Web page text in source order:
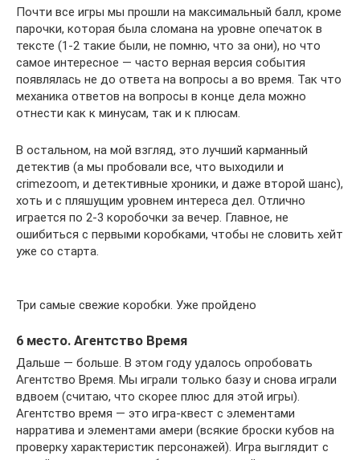
Почти все игры мы прошли на максимальный балл, кроме
парочки, которая была сломана на уровне опечаток в
тексте (1-2 такие были, не помню, что за они), но что
самое интересное — часто верная версия события
появлялась не до ответа на вопросы а во время. Так что
механика ответов на вопросы в конце дела можно
отнести как к минусам, так и к плюсам.
В остальном, на мой взгляд, это лучший карманный
детектив (а мы пробовали все, что выходили и
crimezoom, и детективные хроники, и даже второй шанс),
хоть и с пляшущим уровнем интереса дел. Отлично
играется по 2-3 коробочки за вечер. Главное, не
ошибиться с первыми коробками, чтобы не словить хейт
уже со старта.
Три самые свежие коробки. Уже пройдено
6 место. Агентство Время
Дальше — больше. В этом году удалось опробовать
Агентство Время. Мы играли только базу и снова играли
вдвоем (считаю, что скорее плюс для этой игры).
Агентство время — это игра-квест с элементами
нарратива и элементами амери (всякие броски кубов на
проверку характеристик персонажей). Игра выглядит с